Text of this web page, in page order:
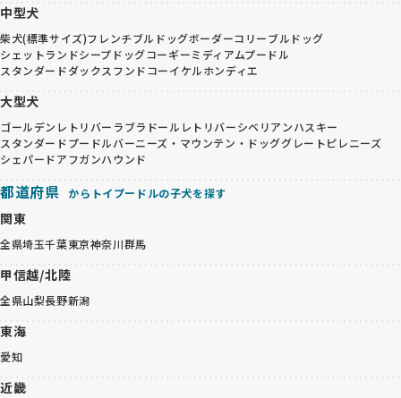
中型犬
柴犬(標準サイズ)フレンチブルドッグボーダーコリーブルドッグ
シェットランドシープドッグコーギーミディアムプードル
スタンダードダックスフンドコーイケルホンディエ
大型犬
ゴールデンレトリバー ラブラドールレトリバーシベリアンハスキー
スタンダードプードルバーニーズ・マウンテン・ドッググレートピレニーズ
シェパードアフガンハウンド
都道府県 からトイプードルの子犬を探す
関東
全県埼玉千葉東京神奈川群馬
甲信越/北陸
全県山梨長野新潟
東海
愛知
近畿